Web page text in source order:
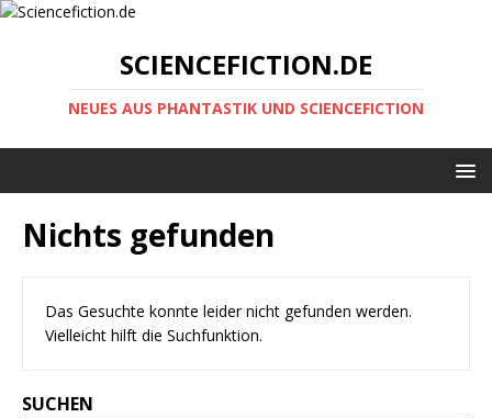
SCIENCEFICTION.DE
NEUES AUS PHANTASTIK UND SCIENCEFICTION
Nichts gefunden
Das Gesuchte konnte leider nicht gefunden werden.
Vielleicht hilft die Suchfunktion.
SUCHEN